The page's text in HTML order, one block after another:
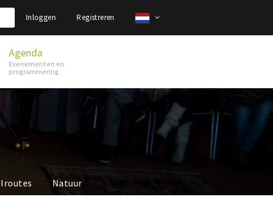
Inloggen Registreren
Agenda
Evenementen en
programmering
Natuur